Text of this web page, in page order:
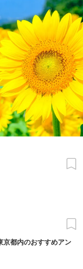
京都内のおすすめアン